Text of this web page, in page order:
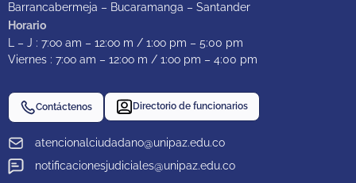
Barrancabermeja – Bucaramanga – Santander
Horario
L – J : 7:oo am – 12:oo m / 1:oo pm – 5:00 pm
Viernes : 7:oo am – 12:oo m / 1:oo pm – 4:00 pm
atencionalciudadano@unipaz.edu.co
notificacionesjudiciales@unipaz.edu.co
Contáctenos Directorio de funcionarios